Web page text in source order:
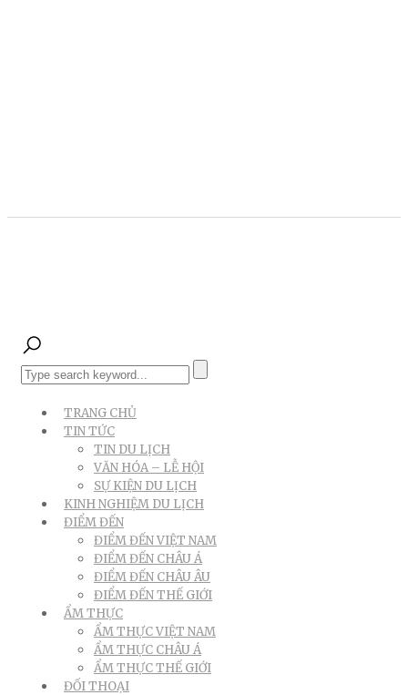
TRANG CHỦ
TIN TỨC
TIN DU LỊCH
VĂN HÓA – LỄ HỘI
SỰ KIỆN DU LỊCH
KINH NGHIỆM DU LỊCH
ĐIỂM ĐẾN
ĐIỂM ĐẾN VIỆT NAM
ĐIỂM ĐẾN CHÂU Á
ĐIỂM ĐẾN CHÂU ÂU
ĐIỂM ĐẾN THẾ GIỚI
ẨM THỰC
ẨM THỰC VIỆT NAM
ẨM THỰC CHÂU Á
ẨM THỰC THẾ GIỚI
ĐỐI THOẠI